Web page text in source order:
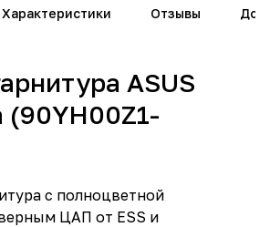
Характеристики Отзывы
ASUS
(90YH00Z1-
с полноцветной
ЦАП от ESS и